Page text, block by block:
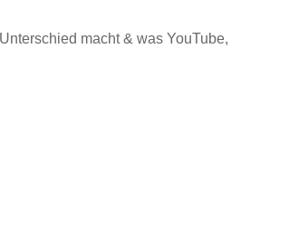
macht & was YouTube,